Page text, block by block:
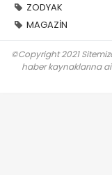
ZODYAK
MAGAZİN
©Copyright 2021
haber kaynaklarına